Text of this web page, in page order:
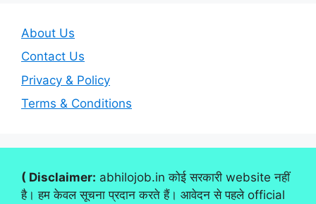
About Us
Contact Us
Privacy & Policy
Terms & Conditions
( Disclaimer: abhilojob.in कोई सरकारी website नहीं
है। हम केवल सूचना प्रदान करते हैं। आवेदन से पहले official